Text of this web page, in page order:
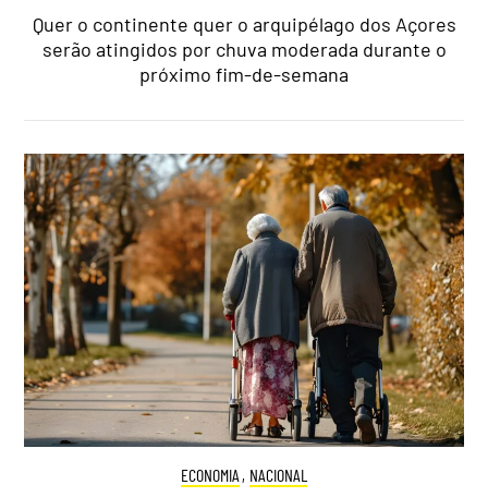
Quer o continente quer o arquipélago dos Açores
serão atingidos por chuva moderada durante o
próximo fim-de-semana
ECONOMIA , NACIONAL